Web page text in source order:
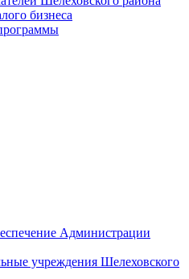
бизнеса
Администрации
учреждения Шелеховского